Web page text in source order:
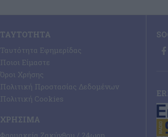
ΤΑΥΤΌΤΗΤΑ
Ταυτότητα Εφημερίδας
Ποιοι Είμαστε
Όροι Χρήσης
Πολιτική Προστασίας Δεδομένων
Πολιτική Cookies
ΧΡΉΣΙΜΑ
Φαρμακεία Ζακύνθου / 24ωρη